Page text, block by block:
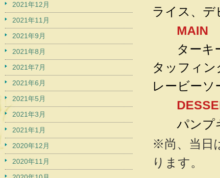
ライス、
MAIN
ターキー
タッフィ
レービーソ
パンプ
※尚、当日
ります。
2021年12月
2021年11月
2021年9月
2021年8月
2021年7月
2021年6月
2021年5月
2021年3月
2021年1月
2020年12月
2020年11月